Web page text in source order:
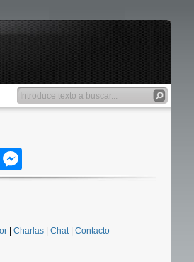
WhatsApp
Charlas Chat| Contacto